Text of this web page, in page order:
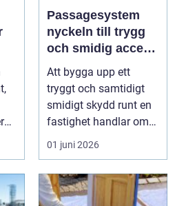
Passagesystem
nyckeln till trygg
och smidig access
i moderna
fastigheter
Att bygga upp ett
tryggt och samtidigt
smidigt skydd runt en
fastighet handlar om
mer än lås och nyc...
01 juni 2026